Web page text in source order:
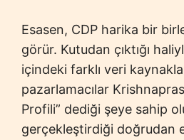
Esasen, CDP harika bir
görür. Kutudan çıktığı
içindeki farklı veri
pazarlamacılar
Profili” dediği şeye sahip
gerçekleştirdiği doğrudan